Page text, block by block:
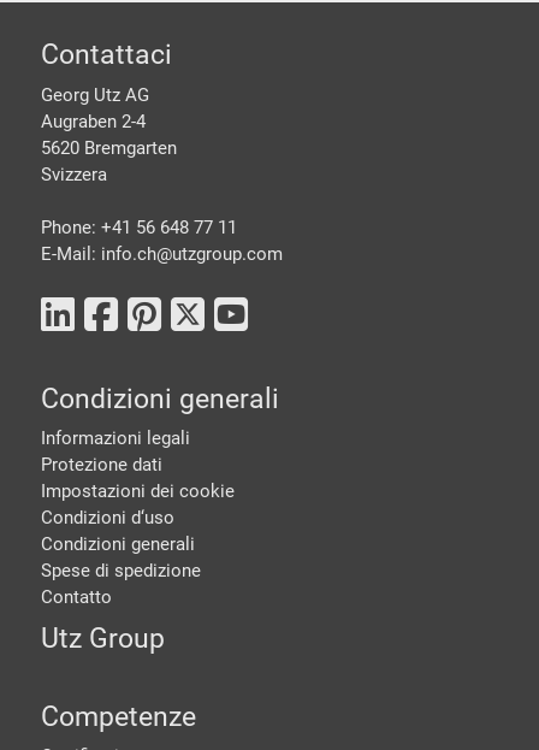
piè di pagine
Contattaci
Georg Utz AG
Augraben 2-4
5620 Bremgarten
Svizzera
Phone: +41 56 648 77 11
E-Mail: info.ch@utzgroup.com
Condizioni generali
Informazioni legali
Protezione dati
Impostazioni dei cookie
Condizioni d‘uso
Condizioni generali
Spese di spedizione
Contatto
Utz Group
Competenze